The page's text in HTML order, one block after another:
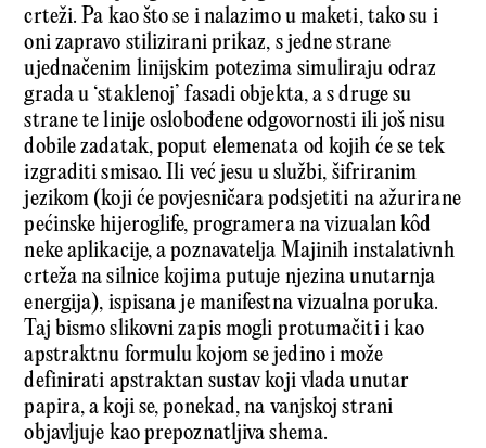
crteži. Pa kao što se i nalazimo u maketi, tako su i
oni zapravo stilizirani prikaz, s jedne strane
ujednačenim linijskim potezima simuliraju odraz
grada u ‘staklenoj’ fasadi objekta, a s druge su
strane te linije oslobođene odgovornosti ili još nisu
dobile zadatak, poput elemenata od kojih će se tek
izgraditi smisao. Ili već jesu u službi, šifriranim
jezikom (koji će povjesničara podsjetiti na ažurirane
pećinske hijeroglife, programera na vizualan kôd
neke aplikacije, a poznavatelja Majinih instalativnh
crteža na silnice kojima putuje njezina unutarnja
energija), ispisana je manifestna vizualna poruka.
Taj bismo slikovni zapis mogli protumačiti i kao
apstraktnu formulu kojom se jedino i može
definirati apstraktan sustav koji vlada unutar
papira, a koji se, ponekad, na vanjskoj strani
objavljuje kao prepoznatljiva shema.